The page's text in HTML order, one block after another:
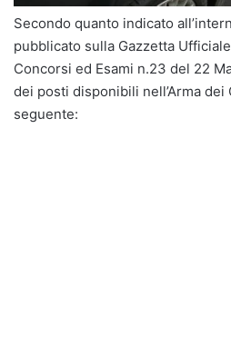
Secondo quanto indicato
pubblicato sulla Gazzetta
Concorsi ed Esami n.23 del 22
dei posti disponibili nell’Arma dei
seguente: